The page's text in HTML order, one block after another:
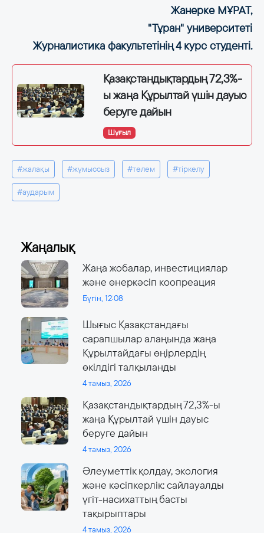
Жанерке МҰРАТ,
"Тұран" университеті
Журналистика факультетінің 4 курс студенті.
Қазақстандықтардың 72,3%-
ы жаңа Құрылтай үшін дауыс
беруге дайын
Шұғыл
#жалақы #жұмыссыз #төлем #тіркелу
#аударым
Жаңалық
Жаңа жобалар, инвестициялар
және өнеркәсіп коопреация
Бүгін, 12:08
Шығыс Қазақстандағы
сарапшылар алаңында жаңа
Құрылтайдағы өңірлердің
өкілдігі талқыланды
4 тамыз, 2026
Қазақстандықтардың 72,3%-ы
жаңа Құрылтай үшін дауыс
беруге дайын
4 тамыз, 2026
Әлеуметтік қолдау, экология
және кәсіпкерлік: сайлауалды
үгіт-насихаттың басты
тақырыптары
4 тамыз, 2026